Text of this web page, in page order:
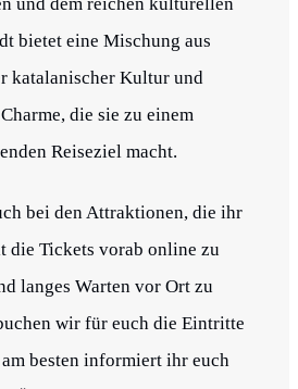
und dem reichen kulturellen
bietet eine Mischung aus
katalanischer Kultur und
die sie zu einem
Reiseziel macht.
bei den Attraktionen, die ihr
die Tickets vorab online zu
langes Warten vor Ort zu
wir für euch die Eintritte
besten informiert ihr euch